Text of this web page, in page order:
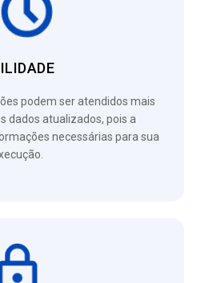
podem ser atendidos mais
dados atualizados, pois a
necessárias para sua